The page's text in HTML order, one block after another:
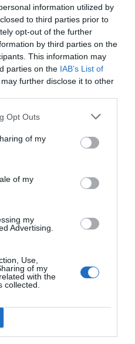
information utilized by
to third parties prior to
opt-out of the further
by third parties on the
This information may
parties on the IAB’s List of
further disclose it to other
Opt Outs
of my
of my
my
Advertising.
Use,
of my
with the
collected.
περιγράφει τις δραματικές
θύματα του δυστυχήματος.
Αερολέσχης Χανίων
το γιατί ο πιλότος δεν
και κατευθύνθηκε στο
δεν ενδείκνυται για
εκτιμά ότι ο πιλότος λόγω